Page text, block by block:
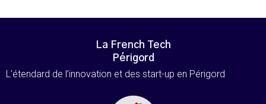
La French Tech
Périgord
L’étendard de l’innovation et des start-up en Périgord